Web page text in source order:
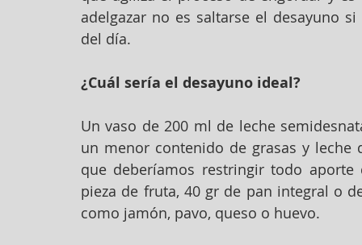
adelgazar no es saltarse el desayuno
del día.
¿Cuál sería el desayuno ideal?
Un vaso de 200 ml de leche
un menor contenido de grasas y leche
que deberíamos restringir todo
pieza de fruta, 40 gr de pan integral o
como jamón, pavo, queso o huevo.